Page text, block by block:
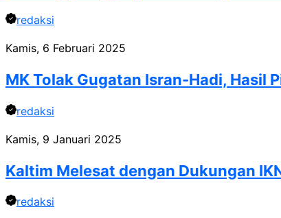
redaksi
Kamis, 6 Februari 2025
MK Tolak Gugatan Isran-Hadi, Hasil
redaksi
Kamis, 9 Januari 2025
Kaltim Melesat dengan Dukungan
redaksi